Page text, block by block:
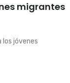
migrantes
los jóvenes